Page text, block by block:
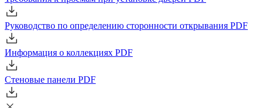
Руководство по определению сторонности открывания PDF
Информация о коллекциях PDF
Стеновые панели PDF